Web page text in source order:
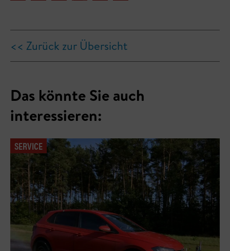
<< Zurück zur Übersicht
Das könnte Sie auch
interessieren:
SERVICE